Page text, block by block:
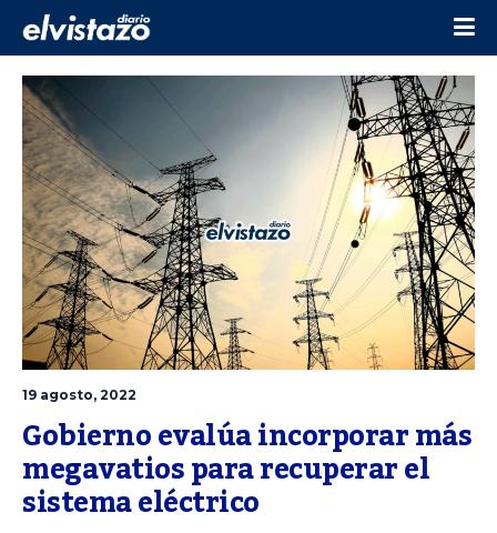
19 agosto, 2022
Gobierno evalúa incorporar más
megavatios para recuperar el
sistema eléctrico